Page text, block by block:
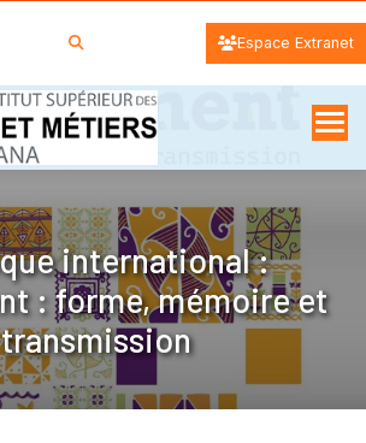
Espace Extranet
international :
: forme, mémoire et
transmission